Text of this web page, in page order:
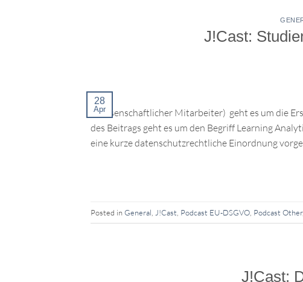
J!Cast:
28
Apr
(Wissenschaftlicher Mitarbeiter) geht es um die
des Beitrags geht es um den Begriff Learning
eine kurze datenschutzrechtliche Einordnung
Posted inGeneral J!Cast Podcast EU-DSGVO, Podcast Other,
J!Cast: